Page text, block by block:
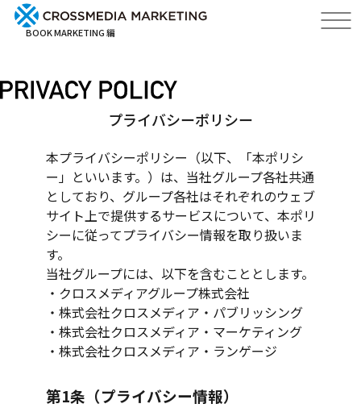
BOOK MARKETING 編
プライバシーポリシー
本プライバシーポリシー（以下、「本ポリシ
ー」といいます。）は、当社グループ各社共通
としており、グループ各社はそれぞれのウェブ
サイト上で提供するサービスについて、本ポリ
シーに従ってプライバシー情報を取り扱いま
す。
当社グループには、以下を含むこととします。
・クロスメディアグループ株式会社
・株式会社クロスメディア・パブリッシング
・株式会社クロスメディア・マーケティング
・株式会社クロスメディア・ランゲージ
第1条（プライバシー情報）